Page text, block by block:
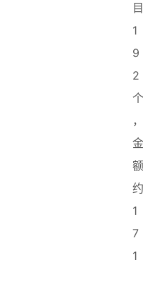
目
1
9
2
个
，
金
额
约
1
7
1
.